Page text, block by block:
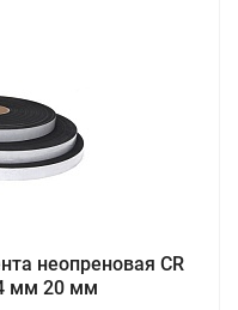
неопреновая CR
мм 20 мм